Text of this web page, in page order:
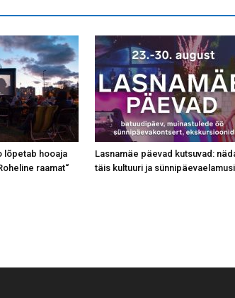
lõpetab hooaja
raamat“
Lasnamäe päevad kutsuvad:
täis kultuuri ja sünnipäevaelamusi